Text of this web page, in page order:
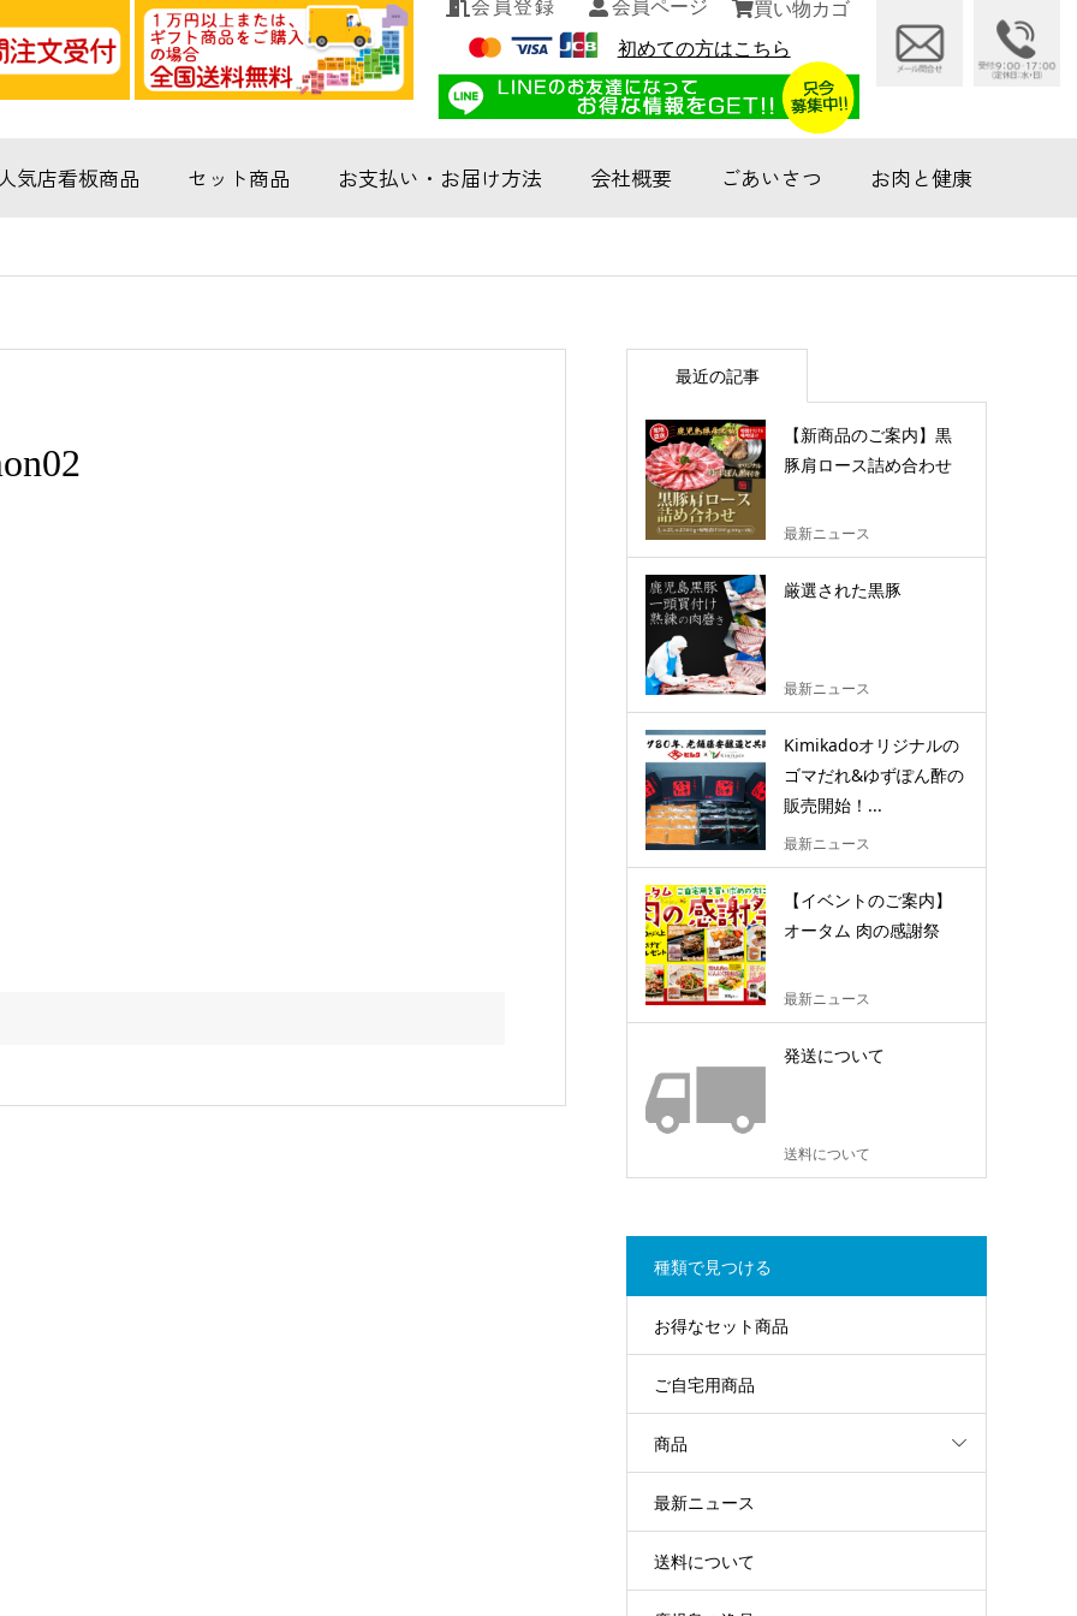
会員登録 会員ページ
買い物カゴ
初めての方はこちら
気店看板商品 セット商品 お支払い・お届け方法 会社概要 ごあいさつ お肉と健康
最近の記事
【新商品のご案内】黒
豚肩ロース詰め合わせ
最新ニュース
厳選された黒豚
最新ニュース
Kimikadoオリジナルの
ゴマだれ&ゆずぽん酢の
販売開始！...
最新ニュース
【イベントのご案内】
オータム 肉の感謝祭
最新ニュース
発送について
送料について
種類で見つける
お得なセット商品
ご自宅用商品
商品
最新ニュース
送料について